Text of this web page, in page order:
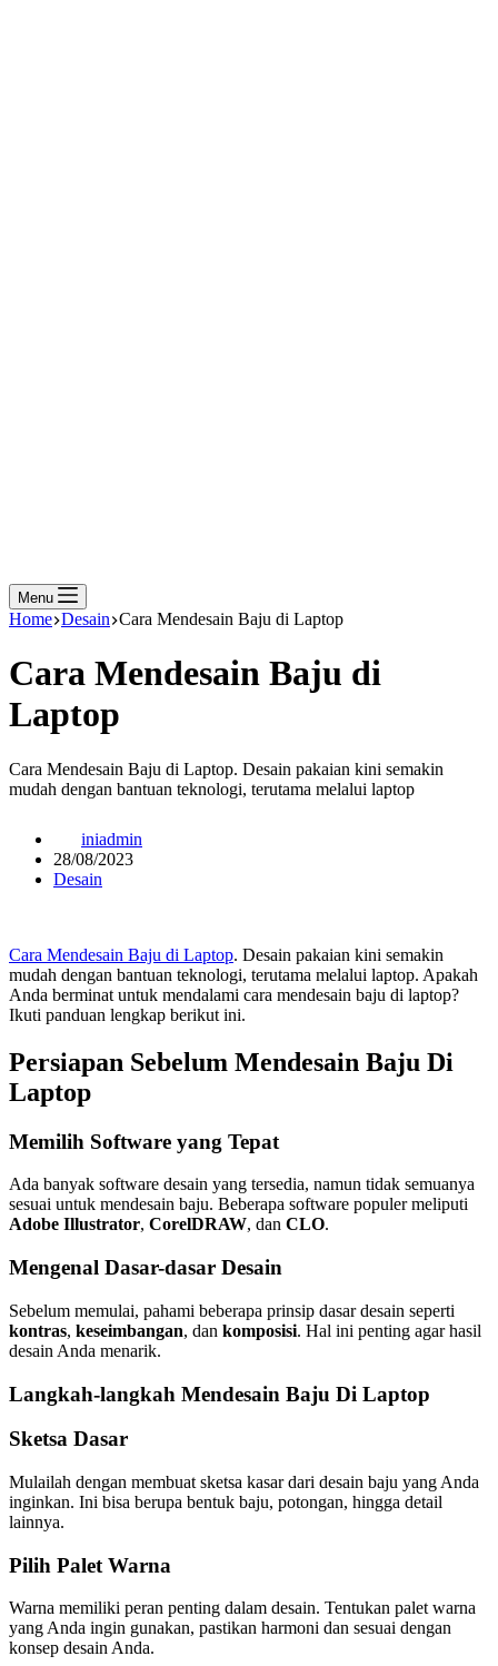
Menu
Home Desain Cara Mendesain Baju di Laptop
Cara Mendesain Baju di
Laptop
Cara Mendesain Baju di Laptop. Desain pakaian kini semakin
mudah dengan bantuan teknologi, terutama melalui laptop
iniadmin
28/08/2023
Desain
Cara Mendesain Baju di Laptop. Desain pakaian kini semakin
mudah dengan bantuan teknologi, terutama melalui laptop. Apakah
Anda berminat untuk mendalami cara mendesain baju di laptop?
Ikuti panduan lengkap berikut ini.
Persiapan Sebelum Mendesain Baju Di
Laptop
Memilih Software yang Tepat
Ada banyak software desain yang tersedia, namun tidak semuanya
sesuai untuk mendesain baju. Beberapa software populer meliputi
Adobe Illustrator, CorelDRAW, dan CLO.
Mengenal Dasar-dasar Desain
Sebelum memulai, pahami beberapa prinsip dasar desain seperti
kontras, keseimbangan, dan komposisi. Hal ini penting agar hasil
desain Anda menarik.
Langkah-langkah Mendesain Baju Di Laptop
Sketsa Dasar
Mulailah dengan membuat sketsa kasar dari desain baju yang Anda
inginkan. Ini bisa berupa bentuk baju, potongan, hingga detail
lainnya.
Pilih Palet Warna
Warna memiliki peran penting dalam desain. Tentukan palet warna
yang Anda ingin gunakan, pastikan harmoni dan sesuai dengan
konsep desain Anda.